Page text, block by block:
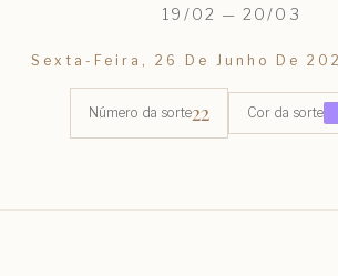
19/02 — 20/03
Sexta-Feira, 26 De Junho De
Número da sorte22 Cor da sorte